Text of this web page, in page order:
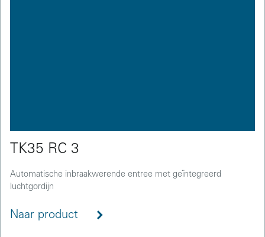
TK35 RC 3
Automatische inbraakwerende entree met geïntegreerd
luchtgordijn
Naar product